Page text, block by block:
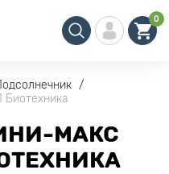
0
МАКС